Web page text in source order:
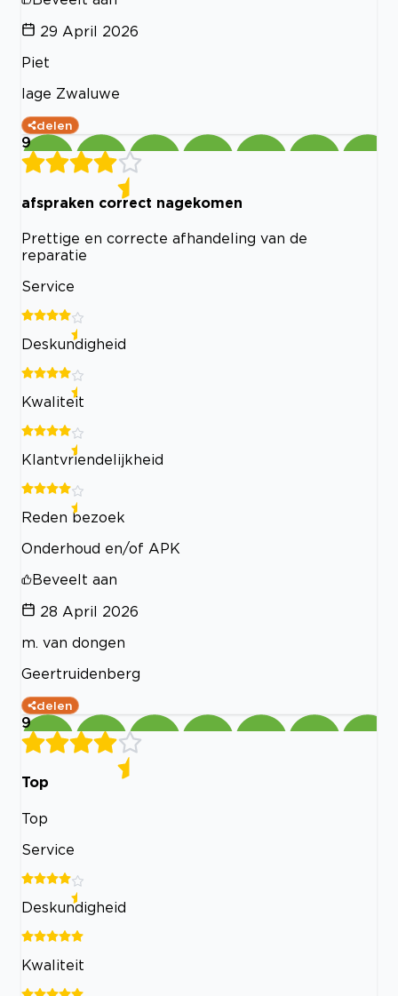
29 April 2026
Piet
lage Zwaluwe
delen
9
afspraken correct nagekomen
Prettige en correcte afhandeling van de
reparatie
Service
Deskundigheid
Kwaliteit
Klantvriendelijkheid
Reden bezoek
Onderhoud en/of APK
Beveelt aan
28 April 2026
m. van dongen
Geertruidenberg
delen
9
Top
Top
Service
Deskundigheid
Kwaliteit